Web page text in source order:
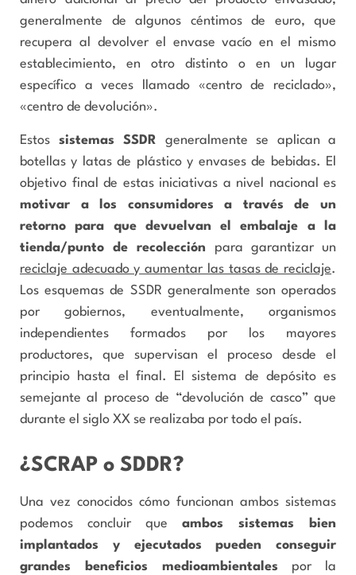
generalmente de algunos céntimos de euro, que
recupera al devolver el envase vacío en el mismo
establecimiento, en otro distinto o en un lugar
específico a veces llamado «centro de reciclado»,
«centro de devolución».
Estos sistemas SSDR generalmente se aplican a
botellas y latas de plástico y envases de bebidas. El
objetivo final de estas iniciativas a nivel nacional es
motivar a los consumidores a través de un
retorno para que devuelvan el embalaje a la
tienda/punto de recolección para garantizar un
reciclaje adecuado y aumentar las tasas de reciclaje.
Los esquemas de SSDR generalmente son operados
por gobiernos, eventualmente, organismos
independientes formados por los mayores
productores, que supervisan el proceso desde el
principio hasta el final. El sistema de depósito es
semejante al proceso de “devolución de casco” que
durante el siglo XX se realizaba por todo el país.
¿SCRAP o SDDR?
Una vez conocidos cómo funcionan ambos sistemas
podemos concluir que ambos sistemas bien
implantados y ejecutados pueden conseguir
grandes beneficios medioambientales por la